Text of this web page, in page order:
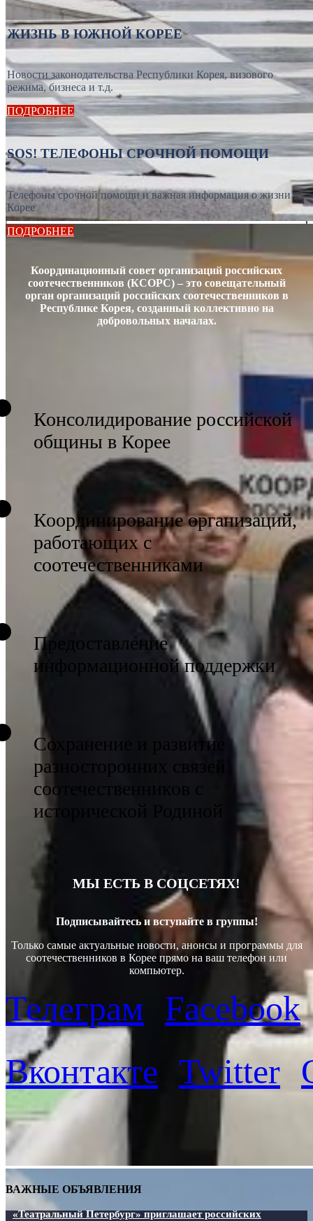
ЖИЗНЬ В ЮЖНОЙ КОРЕЕ
Новости законодательства Республики Корея, визового
режима, бизнеса и т.д.
ПОДРОБНЕЕ
SOS! ТЕЛЕФОНЫ СРОЧНОЙ ПОМОЩИ
Телефоны срочной помощи и важная информация о жизни в
Корее
ПОДРОБНЕЕ
Координационный совет организаций российских
соотечественников (КСОРС) – это совещательный
орган организаций российских соотечественников в
Республике Корея, созданный коллективно на
добровольных началах.
Консолидирование российской
общины в Корее
Координирование организаций,
работающих с
соотечественниками
Предоставление
информационной поддержки
Сохранение и развитие
разносторонних связей
соотечественников с
исторической Родиной
МЫ ЕСТЬ В СОЦСЕТЯХ!
Подписывайтесь и вступайте в группы!
Только самые актуальные новости, анонсы и программы для
соотечественников в Корее прямо на ваш телефон или
компьютер.
Телеграм Facebook
Вконтакте Twitter
ВАЖНЫЕ ОБЪЯВЛЕНИЯ
«Театральный Петербург» приглашает российских